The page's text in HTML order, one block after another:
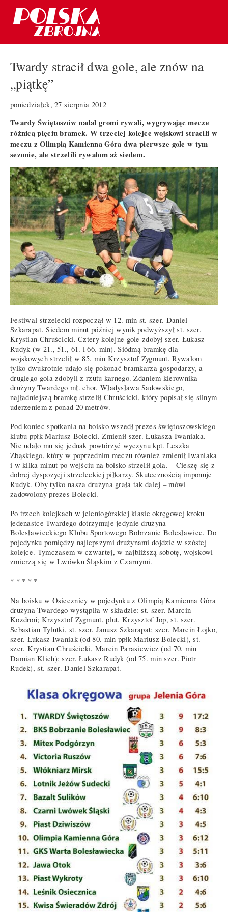
Twardy stracił dwa gole, ale znów na
„piątkę”
poniedziałek, 27 sierpnia 2012
Twardy Świętoszów nadal gromi rywali, wygrywając mecze
różnicą pięciu bramek. W trzeciej kolejce wojskowi stracili w
meczu z Olimpią Kamienna Góra dwa pierwsze gole w tym
sezonie, ale strzelili rywalom aż siedem.
Festiwal strzelecki rozpoczął w 12. min st. szer. Daniel
Szkarapat. Siedem minut później wynik podwyższył st. szer.
Krystian Chruścicki. Cztery kolejne gole zdobył szer. Łukasz
Rudyk (w 21., 51., 61. i 66. min). Siódmą bramkę dla
wojskowych strzelił w 85. min Krzysztof Zygmunt. Rywalom
tylko dwukrotnie udało się pokonać bramkarza gospodarzy, a
drugiego gola zdobyli z rzutu karnego. Zdaniem kierownika
drużyny Twardego mł. chor. Władysława Sadowskiego,
najładniejszą bramkę strzelił Chruścicki, który popisał się silnym
uderzeniem z ponad 20 metrów.
Pod koniec spotkania na boisko wszedł prezes świętoszowskiego
klubu ppłk Mariusz Bolecki. Zmienił szer. Łukasza Iwaniaka.
Nie udało mu się jednak powtórzyć wyczynu kpt. Leszka
Zbąskiego, który w poprzednim meczu również zmienił Iwaniaka
i w kilka minut po wejściu na boisko strzelił gola. – Cieszę się z
dobrej dyspozycji strzeleckiej piłkarzy. Skutecznością imponuje
Rudyk. Oby tylko nasza drużyna grała tak dalej – mówi
zadowolony prezes Bolecki.
Po trzech kolejkach w jeleniogórskiej klasie okręgowej kroku
jedenastce Twardego dotrzymuje jedynie drużyna
Bolesławieckiego Klubu Sportowego Bobrzanie Bolesławiec. Do
pojedynku pomiędzy najlepszymi drużynami dojdzie w szóstej
kolejce. Tymczasem w czwartej, w najbliższą sobotę, wojskowi
zmierzą się w Lwówku Śląskim z Czarnymi.
* * * * *
Na boisku w Osiecznicy w pojedynku z Olimpią Kamienna Góra
drużyna Twardego wystąpiła w składzie: st. szer. Marcin
Kozdroń; Krzysztof Zygmunt, plut. Krzysztof Jop, st. szer.
Sebastian Tylutki, st. szer. Janusz Szkarapat; szer. Marcin Łojko,
szer. Łukasz Iwaniak (od 80. min ppłk Mariusz Bolecki), st.
szer. Krystian Chruścicki, Marcin Parasiewicz (od 70. min
Damian Klich); szer. Łukasz Rudyk (od 75. min szer. Piotr
Rudek), st. szer. Daniel Szkarapat.